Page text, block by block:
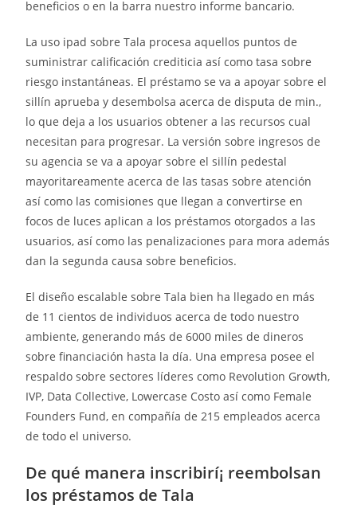
beneficios o en la barra nuestro informe bancario.
La uso ipad sobre Tala procesa aquellos puntos de
suministrar calificación crediticia así­ como tasa sobre
riesgo instantáneas. El préstamo se va a apoyar sobre el
sillí­n aprueba y desembolsa acerca de disputa de min.,
lo que deja a los usuarios obtener a las recursos cual
necesitan para progresar. La versión sobre ingresos de
su agencia se va a apoyar sobre el sillí­n pedestal
mayoritareamente acerca de las tasas sobre atención
así­ como las comisiones que llegan a convertirse en
focos de luces aplican a los préstamos otorgados a las
usuarios, así­ como las penalizaciones para mora además
dan la segunda causa sobre beneficios.
El diseño escalable sobre Tala bien ha llegado en más
de 11 cientos de individuos acerca de todo nuestro
ambiente, generando más de 6000 miles de dineros
sobre financiación hasta la día. Una empresa posee el
respaldo sobre sectores líderes como Revolution Growth,
IVP, Data Collective, Lowercase Costo así­ como Female
Founders Fund, en compañía de 215 empleados acerca
de todo el universo.
De qué manera inscribirí¡ reembolsan
los préstamos de Tala